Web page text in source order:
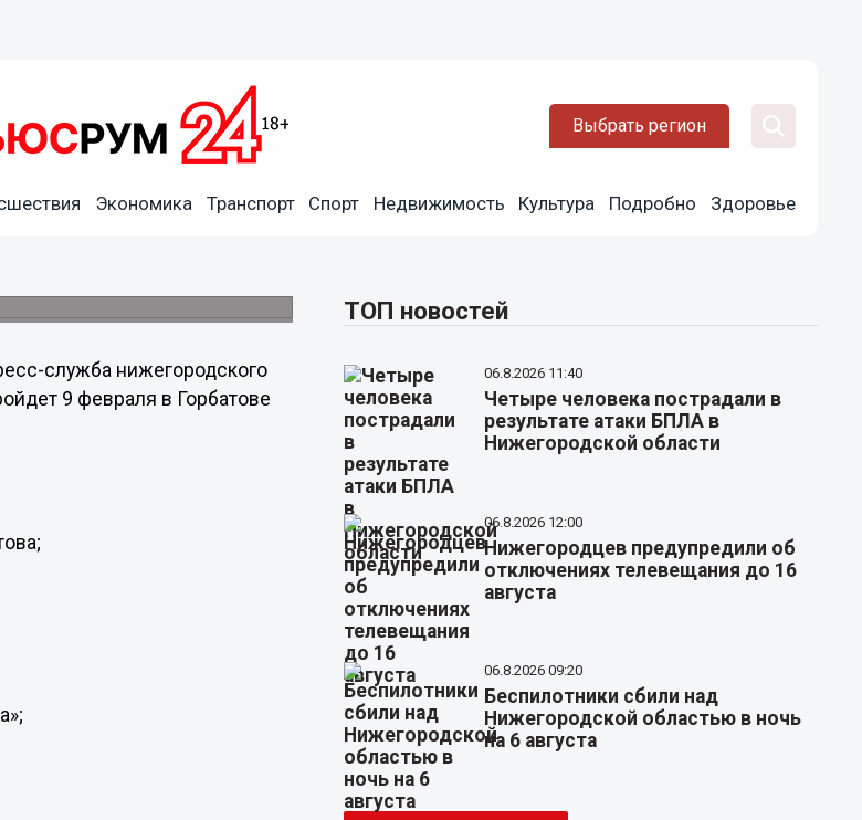
Выбрать регион
Экономика Транспорт Спорт Недвижимость Культура Подробно Здоровье
городе
служба нижегородского
9 февраля в Горбатове
ТОП новостей
06.8.2026 11:40
Четыре человека пострадали в
результате атаки БПЛА в
Нижегородской области
06.8.2026 12:00
Нижегородцев предупредили об
отключениях телевещания до 16
августа
06.8.2026 09:20
Беспилотники сбили над
Нижегородской областью в ночь
на 6 августа